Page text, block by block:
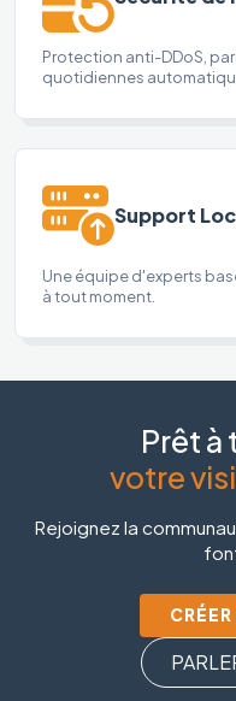
Protection anti-DDoS,
quotidiennes
Support
Une équipe d'experts
à tout moment.
Prêt
votre
Rejoignez la